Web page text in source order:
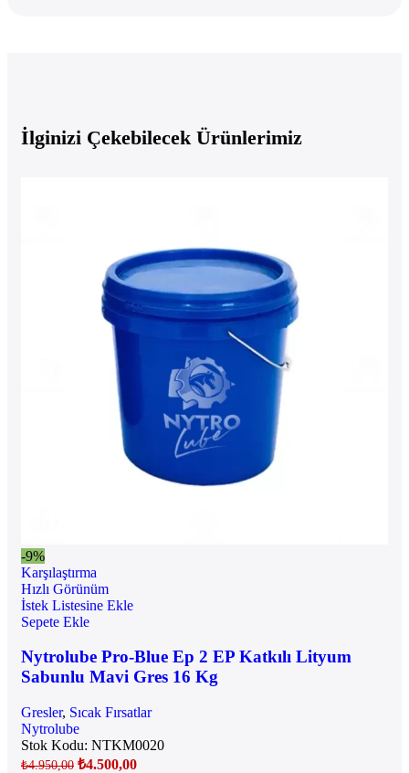
İlginizi Çekebilecek Ürünlerimiz
-9%
Karşılaştırma
Hızlı Görünüm
İstek Listesine Ekle
Sepete Ekle
Nytrolube Pro-Blue Ep 2 EP Katkılı Lityum
Sabunlu Mavi Gres 16 Kg
Gresler, Sıcak Fırsatlar
Nytrolube
Stok Kodu: NTKM0020
₺4.950,00 ₺4.500,00